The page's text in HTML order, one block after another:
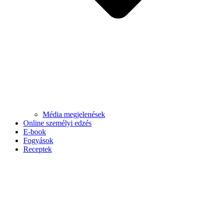
Média megjelenések
Online személyi edzés
E-book
Fogyások
Receptek